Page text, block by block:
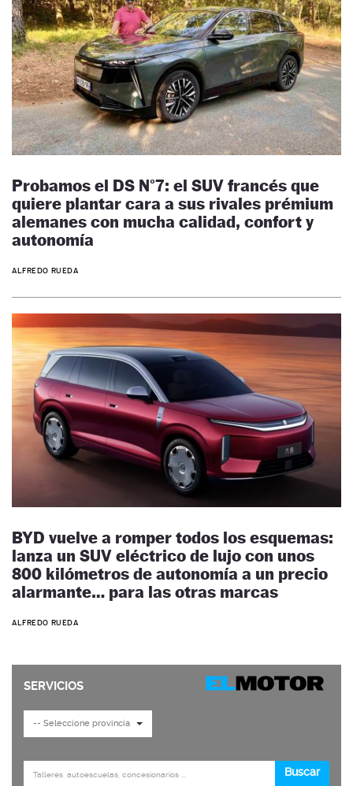
Probamos el DS N°7: el SUV francés que
quiere plantar cara a sus rivales prémium
alemanes con mucha calidad, confort y
autonomía
ALFREDO RUEDA
BYD vuelve a romper todos los esquemas:
lanza un SUV eléctrico de lujo con unos
800 kilómetros de autonomía a un precio
alarmante… para las otras marcas
ALFREDO RUEDA